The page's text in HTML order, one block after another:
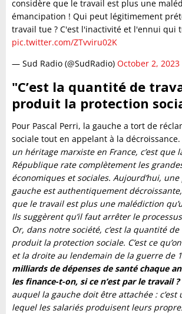
considère que le travail est plus une
émancipation ! Qui peut légitimement
travail tue ? C'est l'inactivité et l'ennui qui
pic.twitter.com/ZTvviru02K
— Sud Radio (@SudRadio) October 2, 2023
"C’est la quantité de
produit la protection
Pour Pascal Perri, la gauche a tort de
sociale tout en appelant à la décroissance.
un héritage marxiste en France, c’est que
République rate complètement les
économiques et sociales. Aujourd’hui,
gauche est authentiquement
que le travail est plus une malédiction
Ils suggèrent qu’il faut arrêter le
Or, dans notre société, c’est la quantité
produit la protection sociale. C’est ce
et la droite au lendemain de la guerre de
milliards de dépenses de santé chaque
les finance-t-on, si ce n’est par le travail ?
auquel la gauche doit être attachée : c’est
lequel les salariés produisent leurs